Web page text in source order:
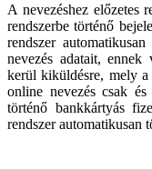
A nevezéshez előzetes
rendszerbe történő
rendszer
nevezés adatait, ennek
kerül kiküldésre, mely a
online nevezés csak
történő bankkártyás
rendszer automatikusan